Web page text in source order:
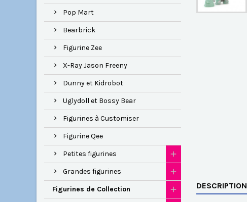
Pop Mart
Bearbrick
Figurine Zee
X-Ray Jason Freeny
Dunny et Kidrobot
Uglydoll et Bossy Bear
Figurines à Customiser
Figurine Qee
Petites figurines
Grandes figurines
Figurines de Collection DESCRIPTION